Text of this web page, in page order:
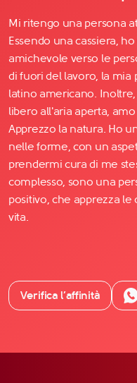
Mi ritengo una persona
Essendo una cassiera,
amichevole verso le
di fuori del lavoro, la mia
latino americano.
libero all'aria aperta,
Apprezzo la natura. Ho
nelle forme, con un
prendermi cura di me
complesso, sono una
positivo, che apprezza le
vita.
Verifica l’affinità